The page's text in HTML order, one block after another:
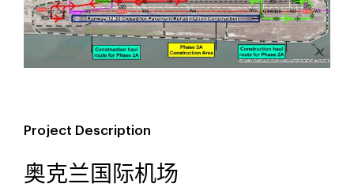
Project Description
奥克兰国际机场